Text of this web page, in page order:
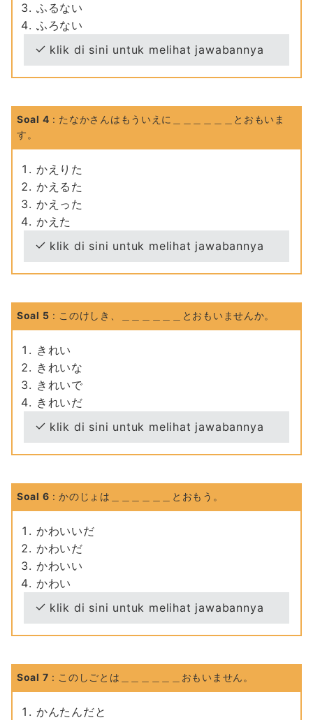
ふるない
ふろない
klik di sini untuk melihat jawabannya
Soal 4 : たなかさんはもういえに＿＿＿＿＿＿とおもいま
す。
かえりた
かえるた
かえった
かえた
klik di sini untuk melihat jawabannya
Soal 5 : このけしき、＿＿＿＿＿＿とおもいませんか。
きれい
きれいな
きれいで
きれいだ
klik di sini untuk melihat jawabannya
Soal 6 : かのじょは＿＿＿＿＿＿とおもう。
かわいいだ
かわいだ
かわいい
かわい
klik di sini untuk melihat jawabannya
Soal 7 : このしごとは＿＿＿＿＿＿おもいません。
かんたんだと